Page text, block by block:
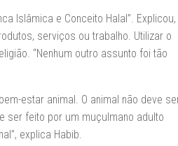
Islâmica e Conceito Halal”. Explicou,
serviços ou trabalho. Utilizar o
“Nenhum outro assunto foi tão
estar animal. O animal não deve
ser feito por um muçulmano adulto
explica Habib.